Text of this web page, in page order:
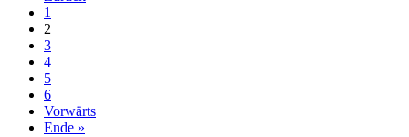
1
2
3
4
5
6
Vorwärts
Ende »